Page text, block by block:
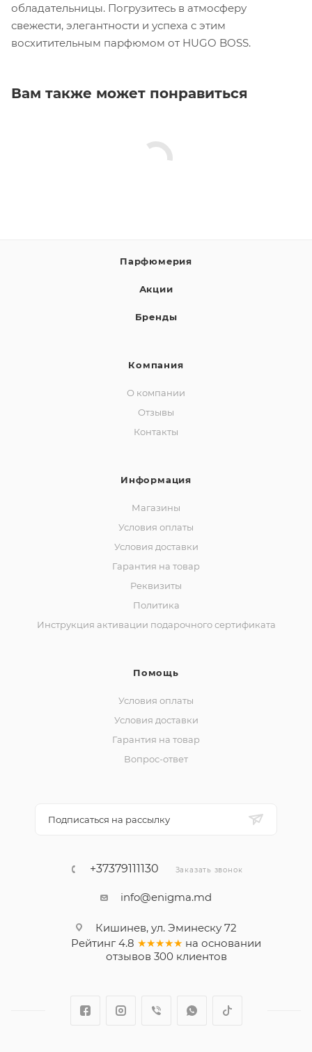
обладательницы. Погрузитесь в атмосферу
свежести, элегантности и успеха с этим
восхитительным парфюмом от HUGO BOSS.
Вам также может понравиться
Парфюмерия
Акции
Бренды
Компания
О компании
Отзывы
Контакты
Информация
Магазины
Условия оплаты
Условия доставки
Гарантия на товар
Реквизиты
Политика
Инструкция активации подарочного сертификата
Помощь
Условия оплаты
Условия доставки
Гарантия на товар
Вопрос-ответ
Подписаться на рассылку
+37379111130 Заказать звонок
info@enigma.md
Кишинев, ул. Эминеску 72
Рейтинг 4.8 ★★★★★ на основании
отзывов 300клиентов